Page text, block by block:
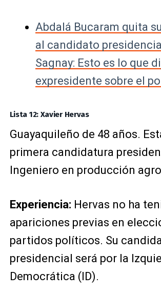
Abdalá Bucaram quita
al candidato
Sagnay: Esto es lo que
expresidente sobre el
Lista 12: Xavier Hervas
Guayaquileño de 48 años.
primera candidatura
Ingeniero en producción
Experiencia: Hervas no ha
apariciones previas en
partidos políticos. Su
presidencial será por la
Democrática (ID).